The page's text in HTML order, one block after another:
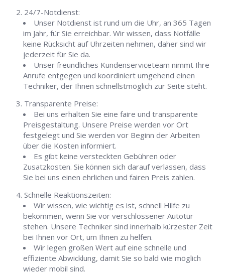
24/7-Notdienst:
Unser Notdienst ist rund um die Uhr, an 365 Tagen
im Jahr, für Sie erreichbar. Wir wissen, dass Notfälle
keine Rücksicht auf Uhrzeiten nehmen, daher sind wir
jederzeit für Sie da.
Unser freundliches Kundenserviceteam nimmt Ihre
Anrufe entgegen und koordiniert umgehend einen
Techniker, der Ihnen schnellstmöglich zur Seite steht.
Transparente Preise:
Bei uns erhalten Sie eine faire und transparente
Preisgestaltung. Unsere Preise werden vor Ort
festgelegt und Sie werden vor Beginn der Arbeiten
über die Kosten informiert.
Es gibt keine versteckten Gebühren oder
Zusatzkosten. Sie können sich darauf verlassen, dass
Sie bei uns einen ehrlichen und fairen Preis zahlen.
Schnelle Reaktionszeiten:
Wir wissen, wie wichtig es ist, schnell Hilfe zu
bekommen, wenn Sie vor verschlossener Autotür
stehen. Unsere Techniker sind innerhalb kürzester Zeit
bei Ihnen vor Ort, um Ihnen zu helfen.
Wir legen großen Wert auf eine schnelle und
effiziente Abwicklung, damit Sie so bald wie möglich
wieder mobil sind.